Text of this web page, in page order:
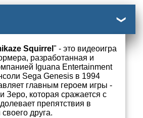
Squirrel " - это видеоигра
разработанная и
Iguana Entertainment
Sega Genesis в 1994
главным героем игры -
Зеро, которая сражается с
препятствия в
друга.